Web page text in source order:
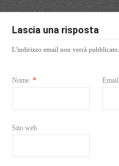
Lascia una risposta
L'indirizzo email non verrà pubblicato.
Nome * Email
Sito web